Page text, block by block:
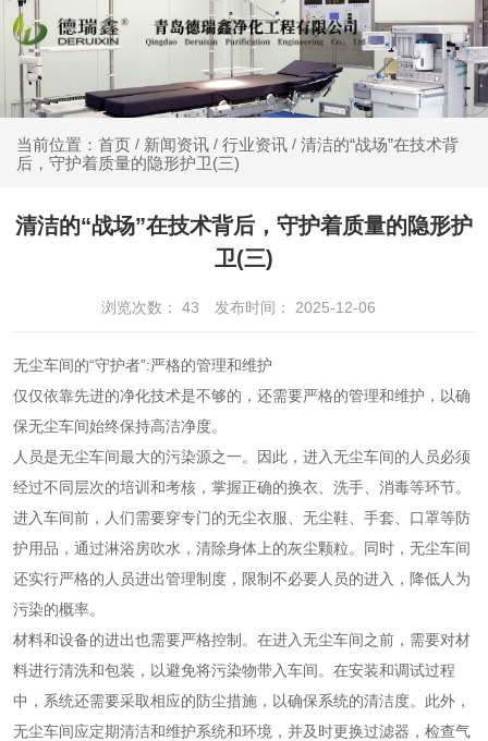
当前位置：首页 / 新闻资讯 / 行业资讯 / 清洁的“战场”在技术背
后，守护着质量的隐形护卫(三)
清洁的“战场”在技术背后，守护着质量的隐形护
卫(三)
浏览次数： 43 发布时间： 2025-12-06
无尘车间的“守护者”:严格的管理和维护
仅仅依靠先进的净化技术是不够的，还需要严格的管理和维护，以确
保无尘车间始终保持高洁净度。
人员是无尘车间最大的污染源之一。因此，进入无尘车间的人员必须
经过不同层次的培训和考核，掌握正确的换衣、洗手、消毒等环节。
进入车间前，人们需要穿专门的无尘衣服、无尘鞋、手套、口罩等防
护用品，通过淋浴房吹水，清除身体上的灰尘颗粒。同时，无尘车间
还实行严格的人员进出管理制度，限制不必要人员的进入，降低人为
污染的概率。
材料和设备的进出也需要严格控制。在进入无尘车间之前，需要对材
料进行清洗和包装，以避免将污染物带入车间。在安装和调试过程
中，系统还需要采取相应的防尘措施，以确保系统的清洁度。此外，
无尘车间应定期清洁和维护系统和环境，并及时更换过滤器，检查气